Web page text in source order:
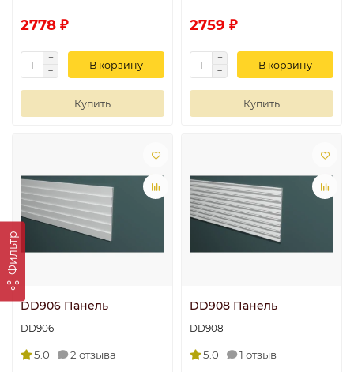
Фильтр
2778 ₽
В корзину
Купить
2759 ₽
В корзину
Купить
DD906 Панель
DD906
5.0 2 отзыва
DD908 Панель
DD908
5.0 1 отзыв